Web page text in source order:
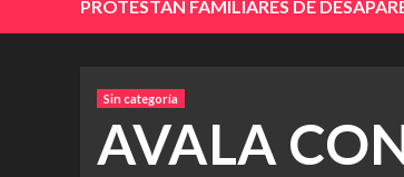
PROTESTAN FAMILIARES DE
Sin categoría
AVALA